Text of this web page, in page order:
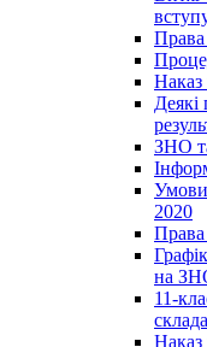
Права
Деякі
ЗНО
Умови
2020
Права
на
11-